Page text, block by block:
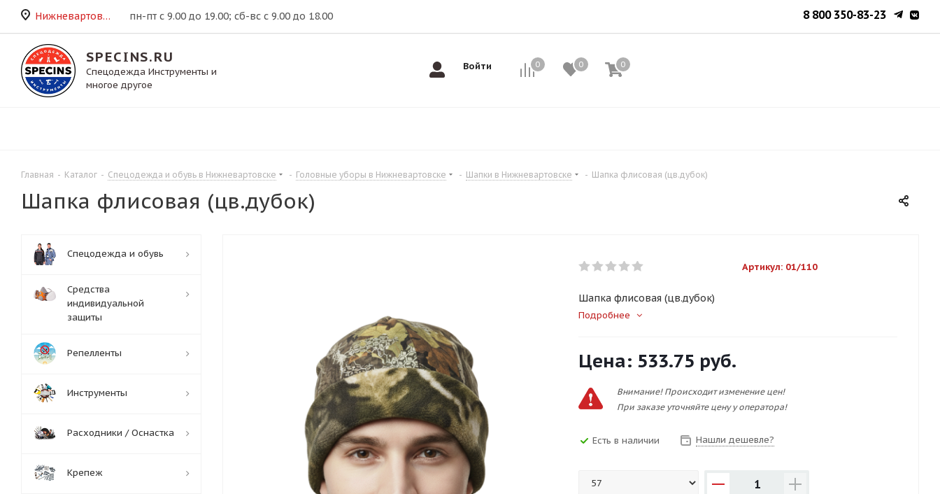
Нижневартовск пн-пт с 9.00 до 19.00; сб-вс с 9.00 до 18.00 8 800 350-83-23
SPECINS.RU
Спецодежда Инструменты и
многое другое
Войти 0 0 0
0
Главная - Каталог - Спецодежда и обувь в Нижневартовске - Головные уборы в Нижневартовске - Шапки в Нижневартовске - Шапка флисовая (цв.дубок)
Шапка флисовая (цв.дубок)
Артикул: 01/110
Шапка флисовая (цв.дубок)
Подробнее
Цена: 533.75 руб.
Внимание! Происходит изменение цен!
При заказе уточняйте цену у оператора!
Есть в наличии Нашли дешевле?
1
Спецодежда и обувь
Средства
индивидуальной
защиты
Репелленты
Инструменты
Расходники / Оснастка
Крепеж